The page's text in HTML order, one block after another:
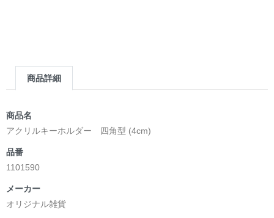
商品詳細
商品名
アクリルキーホルダー 四角型 (4cm)
品番
1101590
メーカー
オリジナル雑貨